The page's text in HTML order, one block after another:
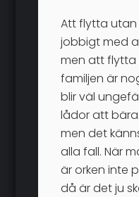
Att flytta
jobbigt med
men att flytta
familjen är
blir väl
lådor att bära.
men det
alla fall. När
är orken inte
då är det ju